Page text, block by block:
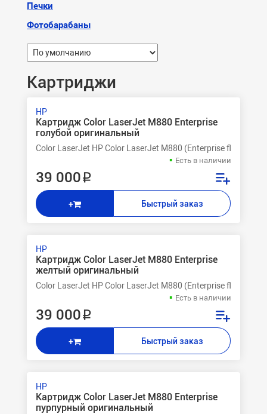
Печки
Фотобарабаны
Картриджи
HP
Картридж Color LaserJet M880 Enterprise
голубой оригинальный
Color LaserJet HP Color LaserJet M880 (Enterprise flow
Есть в наличии
39 000 ₽
+ Быстрый заказ
HP
Картридж Color LaserJet M880 Enterprise
желтый оригинальный
Color LaserJet HP Color LaserJet M880 (Enterprise flow
Есть в наличии
39 000 ₽
+ Быстрый заказ
HP
Картридж Color LaserJet M880 Enterprise
пурпурный оригинальный